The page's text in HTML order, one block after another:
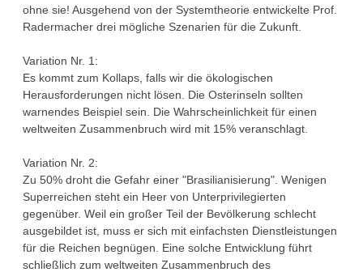
ohne sie! Ausgehend von der Systemtheorie entwickelte Prof.
Radermacher drei mögliche Szenarien für die Zukunft.
Variation Nr. 1:
Es kommt zum Kollaps, falls wir die ökologischen
Herausforderungen nicht lösen. Die Osterinseln sollten
warnendes Beispiel sein. Die Wahrscheinlichkeit für einen
weltweiten Zusammenbruch wird mit 15% veranschlagt.
Variation Nr. 2:
Zu 50% droht die Gefahr einer "Brasilianisierung". Wenigen
Superreichen steht ein Heer von Unterprivilegierten
gegenüber. Weil ein großer Teil der Bevölkerung schlecht
ausgebildet ist, muss er sich mit einfachsten Dienstleistungen
für die Reichen begnügen. Eine solche Entwicklung führt
schließlich zum weltweiten Zusammenbruch des